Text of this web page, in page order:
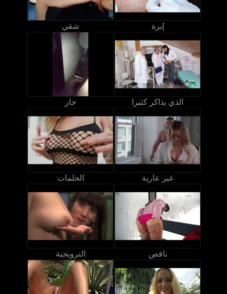
شقي إبرة
جار الذي يذاكر كثيرا
الحلمات غير عارية
النرويجية ناقص